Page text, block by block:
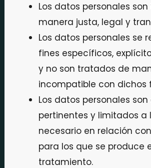
Los datos personales
manera justa, legal y
Los datos personales se
fines específicos,
y no son tratados ​​de
incompatible con dichos
Los datos personales
pertinentes y limitados a
necesario en relación
para los que se produce
tratamiento.